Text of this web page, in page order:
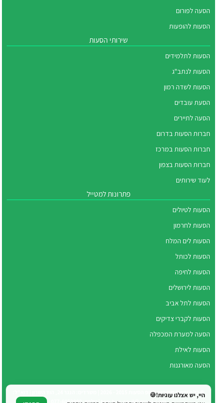
הסעה לפורום
הסעות להופעות
שירותי הסעות
הסעות לתלמידים
הסעות לנתב"ג
הסעות לשדה רמון
הסעת עובדים
הסעה לתיירים
חברות הסעות בדרום
חברות הסעות במרכז
חברות הסעות בצפון
לעוד שירותים
פתרונות למטייל
הסעות לטיולים
הסעות לחרמון
הסעות לים המלח
הסעות לכותל
הסעות לחיפה
הסעות לירושלים
הסעות לתל אביב
הסעות לקברי צדיקים
הסעה למערת המכפלה
הסעות לאילת
הסעה מאורגנות
top.bus.co.il@gmail.com | טלפון: 077-6052800
היי, יש אצלנו עוגיות!🍪